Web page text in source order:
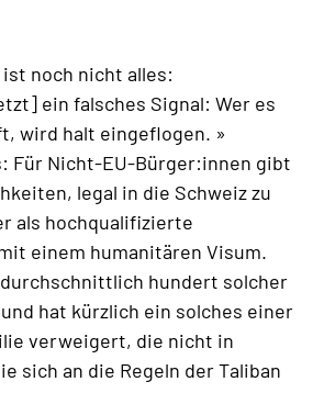
noch nicht alles:
ein falsches Signal: Wer es
wird halt eingeflogen. »
Für Nicht-EU-Bürger:innen gibt
legal in die Schweiz zu
als hochqualifizierte
einem humanitären Visum.
hundert solcher
hat kürzlich ein solches einer
verweigert, die nicht in
sich an die Regeln der Taliban